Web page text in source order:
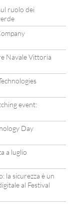
ruolo dei
Navale Vittoria
event:
Day
a luglio
la sicurezza è un
al Festival